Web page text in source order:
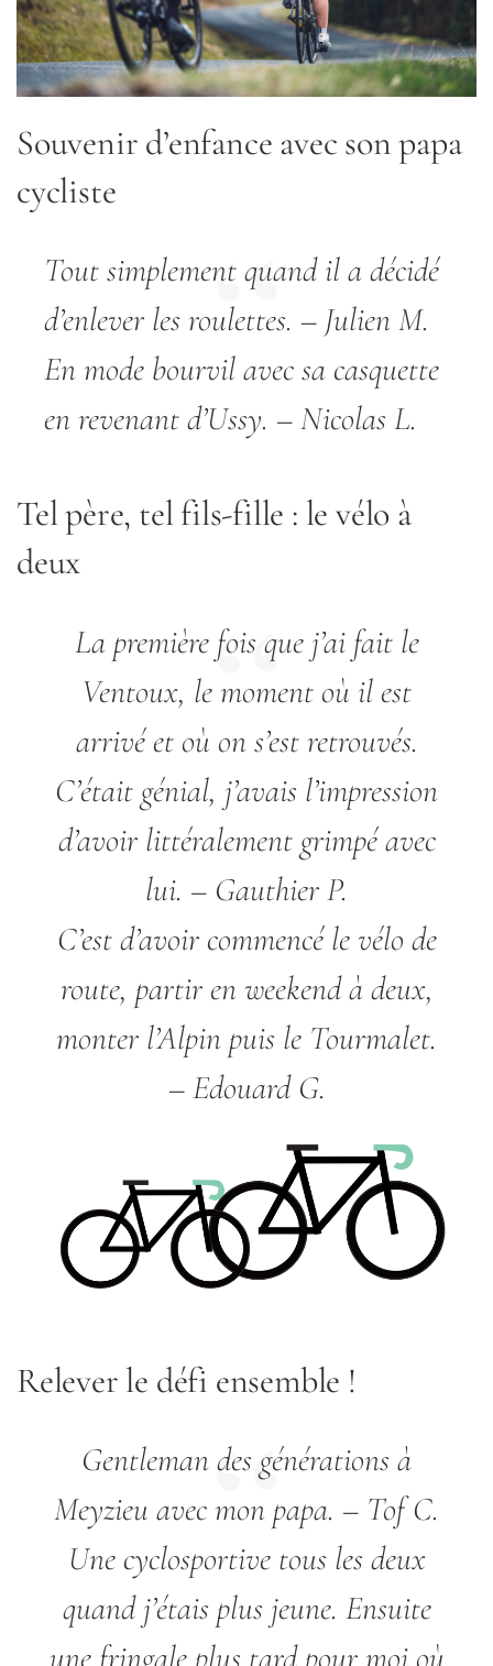
Souvenir d’enfance avec son papa
cycliste
Tout simplement quand il a décidé
d’enlever les roulettes. – Julien M.
En mode bourvil avec sa casquette
en revenant d’Ussy. – Nicolas L.
Tel père, tel fils-fille : le vélo à
deux
La première fois que j’ai fait le
Ventoux, le moment où il est
arrivé et où on s’est retrouvés.
C’était génial, j’avais l’impression
d’avoir littéralement grimpé avec
lui. – Gauthier P.
C’est d’avoir commencé le vélo de
route, partir en weekend à deux,
monter l’Alpin puis le Tourmalet.
– Edouard G.
Relever le défi ensemble !
Gentleman des générations à
Meyzieu avec mon papa. – Tof C.
Une cyclosportive tous les deux
quand j’étais plus jeune. Ensuite